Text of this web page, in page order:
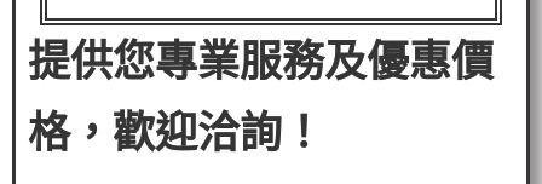
提供您專業服務及優惠價
格，歡迎洽詢！